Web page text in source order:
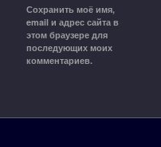
Сохранить моё имя,
email и адрес сайта в
этом браузере для
последующих моих
комментариев.